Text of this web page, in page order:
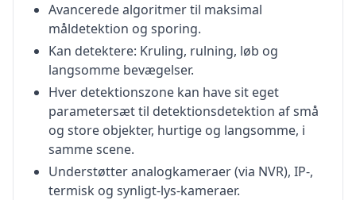
Avancerede algoritmer til maksimal
måldetektion og sporing.
Kan detektere: Kruling, rulning, løb og
langsomme bevægelser.
Hver detektionszone kan have sit eget
parametersæt til detektionsdetektion af små
og store objekter, hurtige og langsomme, i
samme scene.
Understøtter analogkameraer (via NVR), IP-,
termisk og synligt-lys-kameraer.